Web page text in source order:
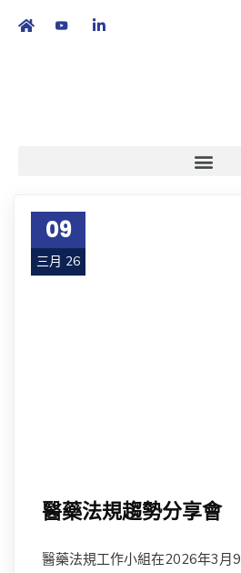
09
三月 26
醫藥法規趨勢分享會
醫藥法規工作小組在2026年3月